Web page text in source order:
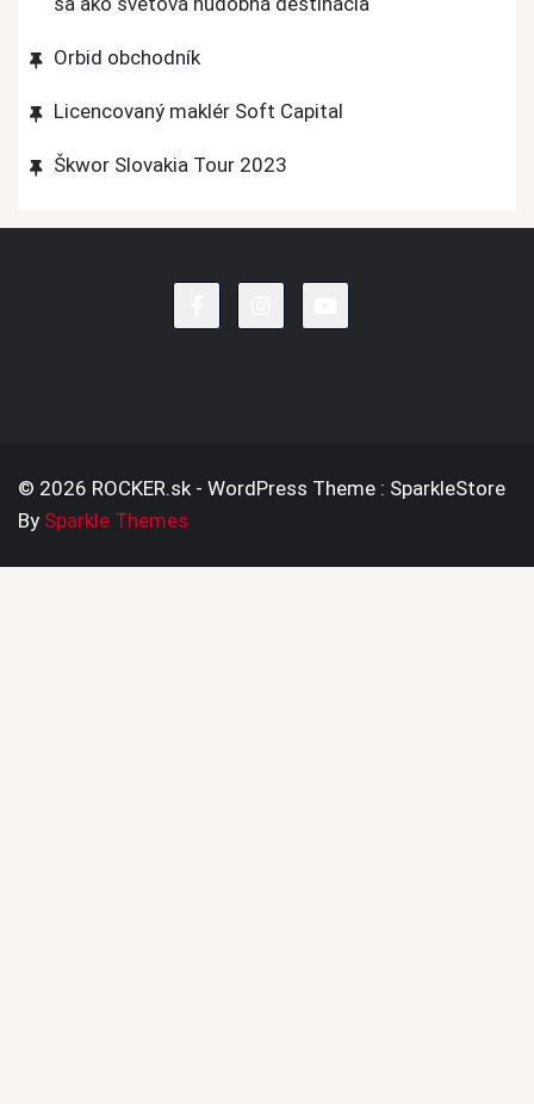
Orbid obchodník
Licencovaný maklér Soft Capital
Škwor Slovakia Tour 2023
© 2026 ROCKER.sk - WordPress Theme : SparkleStore
By Sparkle Themes